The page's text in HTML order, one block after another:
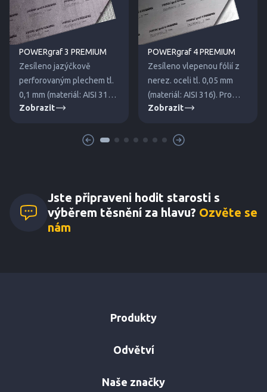
POWERgraf 3 PREMIUM
Zesíleno jazýčkově
perforovaným plechem tl.
0,1 mm (materiál: AISI 316).
Pro střední a vyšší tlaky.
Zobrazit
POWERgraf 4 PREMIUM
Zesíleno vlepenou fólií z
nerez. oceli tl. 0,05 mm
(materiál: AISI 316). Pro
nízké a střední tlaky.
Zobrazit
Jste připraveni hodit starosti s
výběrem těsnění za hlavu? Ozvěte se
nám
Produkty
Odvětví
Naše značky